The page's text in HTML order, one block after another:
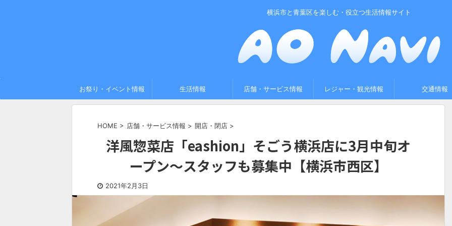
横浜市と青葉区を楽しむ・役立つ生活情報サイト
お祭り・イベント情報 生活情報 店舗・サービス情報 レジャー・観光情報 交通情報
HOME > 店舗・サービス情報 > 開店・閉店 >
洋風惣菜店「eashion」そごう横浜店に3月中旬オ
ープン〜スタッフも募集中【横浜市西区】
2021年2月3日